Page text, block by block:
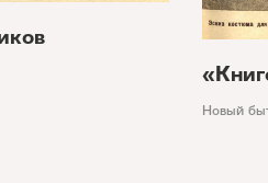
Новый